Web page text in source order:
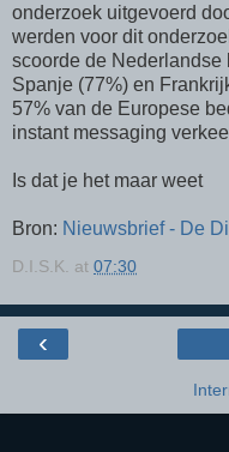
onderzoek uitgevoerd
werden voor dit
scoorde de
Spanje (77%) en
57% van de Europese
instant messaging
Is dat je het maar weet
Bron: Nieuwsbrief - De
D.I.S.K. at 07:30
‹